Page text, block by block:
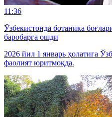
11:36
Ўзбекистонда ботаника
баробарга ошди
2026 йил 1 январь ҳолатига
фаолият юритмоқда.